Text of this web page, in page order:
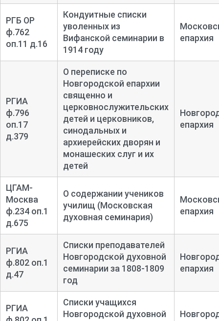
РГБ ОР
ф.762
оп.11 д.16
Кондуитные списки
уволенных из
Вифанской семинарии в
1914 году
епархия
РГИА
ф.796
оп.17
д.379
О переписке по
Новгородской епархии
священно и
церковнослужительских
детей и церковников,
синодальных и
архиерейских дворян и
монашеских слуг и их
детей
епархия
ЦГАМ-
Москва
ф.234 оп.1
д.675
О содержании учеников
училищ (Московская
духовная семинария)
епархия
РГИА
ф.802 оп.1
д.47
Списки преподавателей
Новгородской духовной
семинарии за 1808-1809
год
епархия
РГИА
Списки учащихся
Новгородской духовной